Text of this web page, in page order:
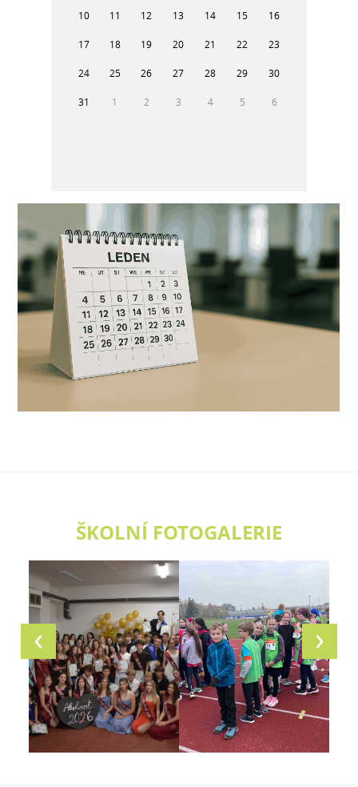
10 11 12 13 14 15 16
17 18 19 20 21 22 23
24 25 26 27 28 29 30
31 1 2 3 4 5 6
ŠKOLNÍ FOTOGALERIE